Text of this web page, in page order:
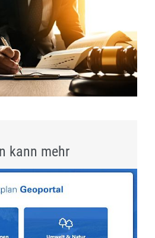
kann mehr